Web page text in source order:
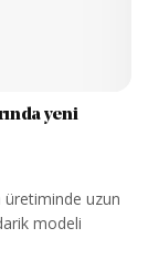
yeni
üretiminde uzun
modeli